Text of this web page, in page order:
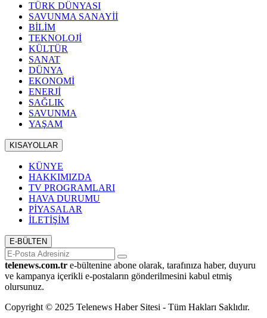
TÜRK DÜNYASI
SAVUNMA SANAYİİ
BİLİM
TEKNOLOJİ
KÜLTÜR
SANAT
DÜNYA
EKONOMİ
ENERJİ
SAĞLIK
SAVUNMA
YAŞAM
KISAYOLLAR
KÜNYE
HAKKIMIZDA
TV PROGRAMLARI
HAVA DURUMU
PİYASALAR
İLETİŞİM
E-BÜLTEN
telenews.com.tr e-bültenine abone olarak, tarafınıza haber, duyuru
ve kampanya içerikli e-postaların gönderilmesini kabul etmiş
olursunuz.
Copyright © 2025 Telenews Haber Sitesi - Tüm Hakları Saklıdır.